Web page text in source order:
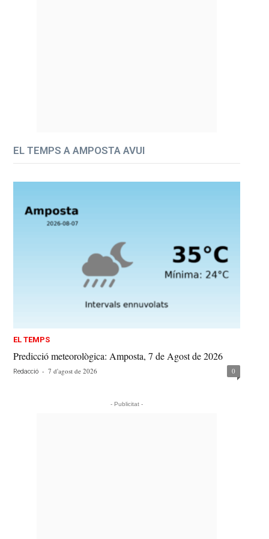
EL TEMPS A AMPOSTA AVUI
EL TEMPS
Predicció meteorològica: Amposta, 7 de Agost de 2026
Redacció - 7 d'agost de 2026 0
- Publicitat -